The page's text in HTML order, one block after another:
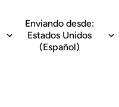
Enviando desde:
Estados Unidos
(Español)